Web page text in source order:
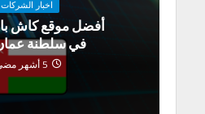
اخبار الشركات
أفضل موقع كاش
في سلطنة عمان
5 أشهر مضى